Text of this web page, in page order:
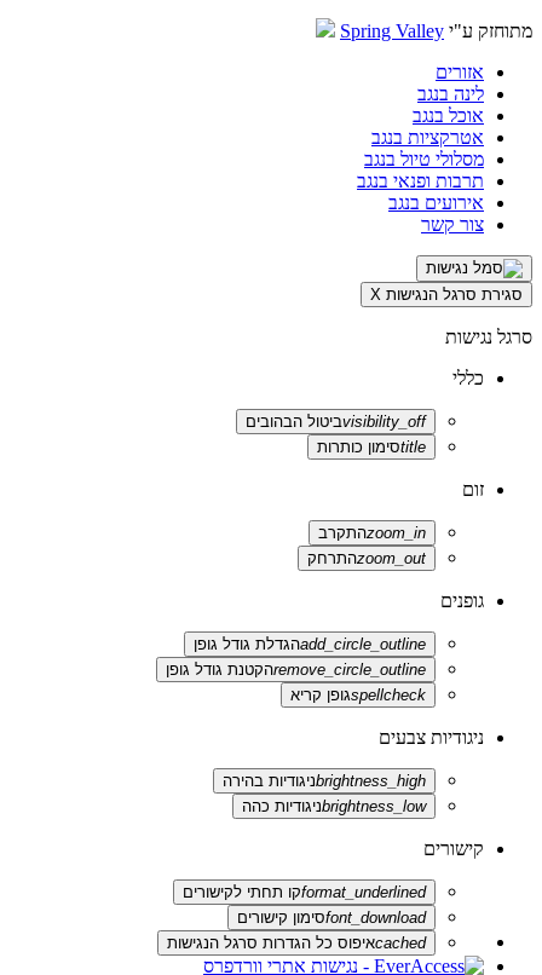
מתוחזק ע"י Spring Valley
אזורים
לינה בנגב
אוכל בנגב
אטרקציות בנגב
מסלולי טיול בנגב
תרבות ופנאי בנגב
אירועים בנגב
צור קשר
סגירת סרגל הנגישות X
סרגל נגישות
כללי
visibility_offביטול הבהובים
titleסימון כותרות
זום
zoom_inהתקרב
zoom_outהתרחק
גופנים
add_circle_outlineהגדלת גודל גופן
remove_circle_outlineהקטנת גודל גופן
spellcheckגופן קריא
ניגודיות צבעים
brightness_highניגודיות בהירה
brightness_lowניגודיות כהה
קישורים
format_underlinedקו תחתי לקישורים
font_downloadסימון קישורים
cachedאיפוס כל הגדרות סרגל הנגישות